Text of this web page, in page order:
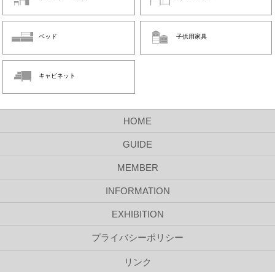
ベッド 子供用家具
キャビネット
HOME
GUIDE
MEMBER
INFORMATION
EXHIBITION
プライバシーポリシー
リンク